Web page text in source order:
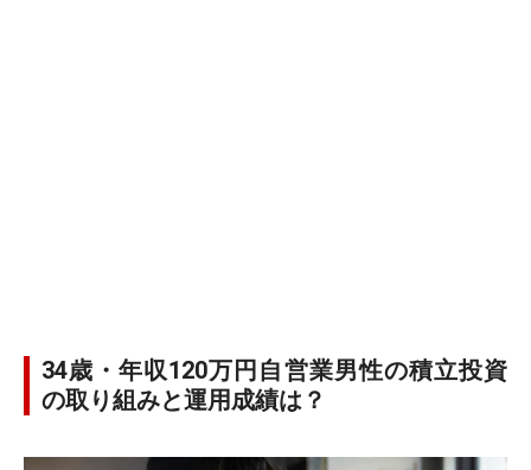
34歳・年収120万円自営業男性の積立投資
の取り組みと運用成績は？